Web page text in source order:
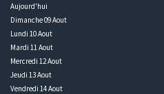
Aujourd'hui
Dimanche 09 Aout
Lundi 10 Aout
Mardi 11 Aout
Mercredi 12 Aout
Jeudi 13 Aout
Vendredi 14 Aout